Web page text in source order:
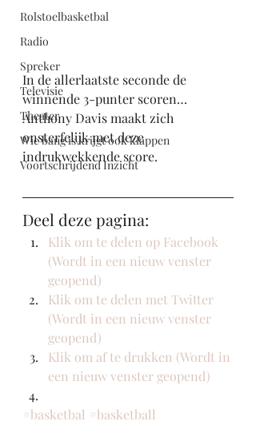
Rolstoelbasketbal
Radio
Spreker
Televisie
Theater
Wie bang is krijgt ook klappen
Voortschrijdend Inzicht
In de allerlaatste seconde de
winnende 3-punter scoren…
Anthony Davis maakt zich
onsterfelijk met deze
indrukwekkende score.
Deel deze pagina:
Klik om te delen op Facebook
(Wordt in een nieuw venster
geopend)
Klik om te delen met Twitter
(Wordt in een nieuw venster
geopend)
Klik om af te drukken (Wordt in
een nieuw venster geopend)
#basketbal #basketball